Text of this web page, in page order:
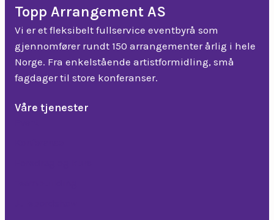
Topp Arrangement AS
Vi er et fleksibelt fullservice eventbyrå som
gjennomfører rundt 150 arrangementer årlig i hele
Norge. Fra enkelstående artistformidling, små
fagdager til store konferanser.
Våre tjenester